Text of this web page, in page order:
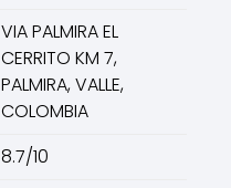
VIA PALMIRA EL
CERRITO KM 7,
PALMIRA, VALLE,
COLOMBIA
8.7/10